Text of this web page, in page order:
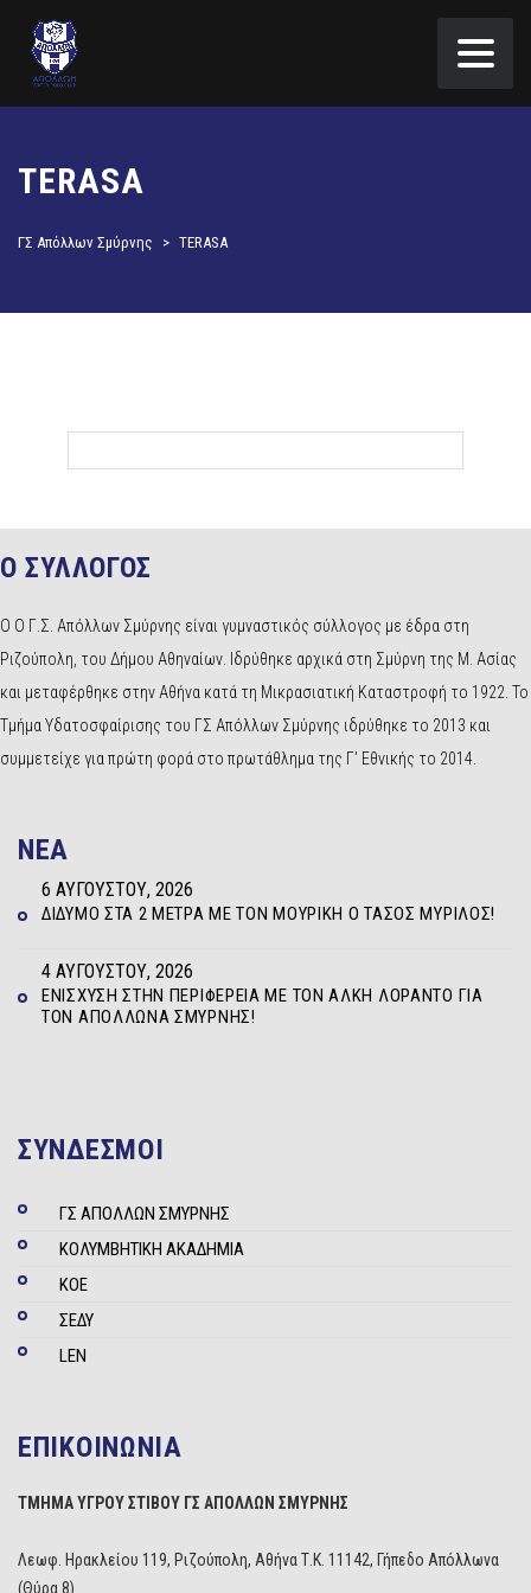
TERASA
ΓΣ Απόλλων Σμύρνης > TERASA
Ο ΣΥΛΛΟΓΟΣ
Ο Ο Γ.Σ. Απόλλων Σμύρνης είναι γυμναστικός σύλλογος με έδρα στη
Ριζούπολη, του Δήμου Αθηναίων. Ιδρύθηκε αρχικά στη Σμύρνη της Μ. Ασίας
και μεταφέρθηκε στην Αθήνα κατά τη Μικρασιατική Καταστροφή το 1922. Το
Τμήμα Υδατοσφαίρισης του ΓΣ Απόλλων Σμύρνης ιδρύθηκε το 2013 και
συμμετείχε για πρώτη φορά στο πρωτάθλημα της Γ’ Εθνικής το 2014.
NEA
ΔΊΔΥΜΟ ΣΤΑ 2 ΜΈΤΡΑ ΜΕ ΤΟΝ ΜΟΥΡΊΚΗ Ο ΤΆΣΟΣ ΜΥΡΊΛΟΣ!
6 ΑΥΓΟΎΣΤΟΥ, 2026
ΕΝΊΣΧΥΣΗ ΣΤΗΝ ΠΕΡΙΦΈΡΕΙΑ ΜΕ ΤΟΝ ΆΛΚΗ ΛΟΡΆΝΤΟ ΓΙΑ
ΤΟΝ ΑΠΌΛΛΩΝΑ ΣΜΎΡΝΗΣ!
4 ΑΥΓΟΎΣΤΟΥ, 2026
ΣΥΝΔΕΣΜΟΙ
ΓΣ ΑΠΟΛΛΩΝ ΣΜΥΡΝΗΣ
ΚΟΛΥΜΒΗΤΙΚΗ ΑΚΑΔΗΜΙΑ
ΚΟΕ
ΣΕΔΥ
LEN
ΕΠΙΚΟΙΝΩΝΙΑ
ΤΜΗΜΑ ΥΓΡΟΥ ΣΤΙΒΟΥ ΓΣ ΑΠΟΛΛΩΝ ΣΜΥΡΝΗΣ
Λεωφ. Ηρακλείου 119, Ριζούπολη, Αθήνα Τ.Κ. 11142, Γήπεδο Απόλλωνα
(Θύρα 8)